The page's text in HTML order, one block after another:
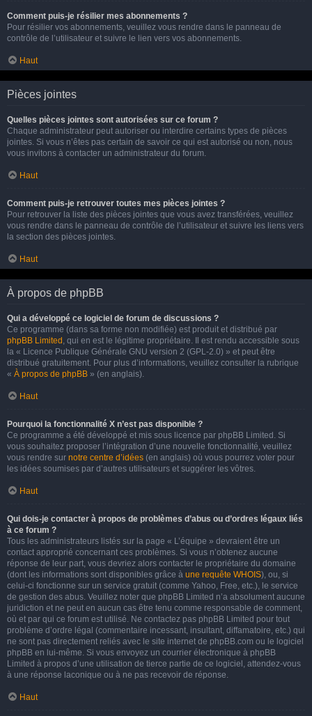
Comment puis-je résilier mes abonnements ?
Pour résilier vos abonnements, veuillez vous rendre dans le panneau de
contrôle de l’utilisateur et suivre le lien vers vos abonnements.
Haut
Pièces jointes
Quelles pièces jointes sont autorisées sur ce forum ?
Chaque administrateur peut autoriser ou interdire certains types de pièces
jointes. Si vous n’êtes pas certain de savoir ce qui est autorisé ou non, nous
vous invitons à contacter un administrateur du forum.
Haut
Comment puis-je retrouver toutes mes pièces jointes ?
Pour retrouver la liste des pièces jointes que vous avez transférées, veuillez
vous rendre dans le panneau de contrôle de l’utilisateur et suivre les liens vers
la section des pièces jointes.
Haut
À propos de phpBB
Qui a développé ce logiciel de forum de discussions ?
Ce programme (dans sa forme non modifiée) est produit et distribué par
phpBB Limited , qui en est le légitime propriétaire. Il est rendu accessible sous
la « Licence Publique Générale GNU version 2 (GPL-2.0) » et peut être
distribué gratuitement. Pour plus d’informations, veuillez consulter la rubrique
« À propos de phpBB » (en anglais).
Haut
Pourquoi la fonctionnalité X n’est pas disponible ?
Ce programme a été développé et mis sous licence par phpBB Limited. Si
vous souhaitez proposer l’intégration d’une nouvelle fonctionnalité, veuillez
vous rendre sur notre centre d’idées (en anglais) où vous pourrez voter pour
les idées soumises par d’autres utilisateurs et suggérer les vôtres.
Haut
Qui dois-je contacter à propos de problèmes d’abus ou d’ordres légaux liés
à ce forum ?
Tous les administrateurs listés sur la page « L’équipe » devraient être un
contact approprié concernant ces problèmes. Si vous n’obtenez aucune
réponse de leur part, vous devriez alors contacter le propriétaire du domaine
(dont les informations sont disponibles grâce à une requête WHOIS), ou, si
celui-ci fonctionne sur un service gratuit (comme Yahoo, Free, etc.), le service
de gestion des abus. Veuillez noter que phpBB Limited n’a absolument aucune
juridiction et ne peut en aucun cas être tenu comme responsable de comment,
où et par qui ce forum est utilisé. Ne contactez pas phpBB Limited pour tout
problème d’ordre légal (commentaire incessant, insultant, diffamatoire, etc.) qui
ne sont pas directement reliés avec le site internet de phpBB.com ou le logiciel
phpBB en lui-même. Si vous envoyez un courrier électronique à phpBB
Limited à propos d’une utilisation de tierce partie de ce logiciel, attendez-vous
à une réponse laconique ou à ne pas recevoir de réponse.
Haut